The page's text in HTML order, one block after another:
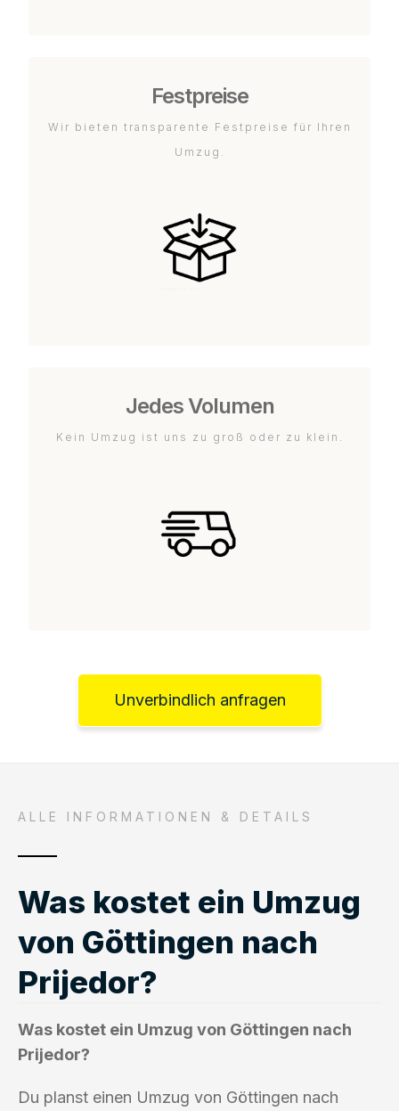
Festpreise
Wir bieten transparente Festpreise für Ihren
Umzug.
Jedes Volumen
Kein Umzug ist uns zu groß oder zu klein.
Unverbindlich anfragen
ALLE INFORMATIONEN & DETAILS
Was kostet ein Umzug
von Göttingen nach
Prijedor?
Was kostet ein Umzug von Göttingen nach
Prijedor?
Du planst einen Umzug von Göttingen nach